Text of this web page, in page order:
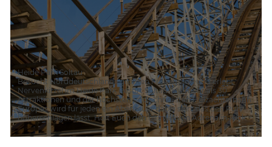
Heide Park Soltau
Besucht Norddeutschlands größten Freizeitpark und erlebt
Nervenkitzel im Heide Park Resort Soltau. Mit mehr als 30
Attraktionen und der höchsten und schnellsten Holzachterbahn
Europas wird für jeden ein Abenteuer dabei sein, das den Puls
höherschlagen lässt. Holt Euch den ultimativen Adrenalin-Kick.